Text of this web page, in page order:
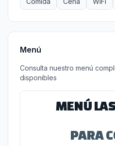
Menú
Consulta nuestro menú
disponibles